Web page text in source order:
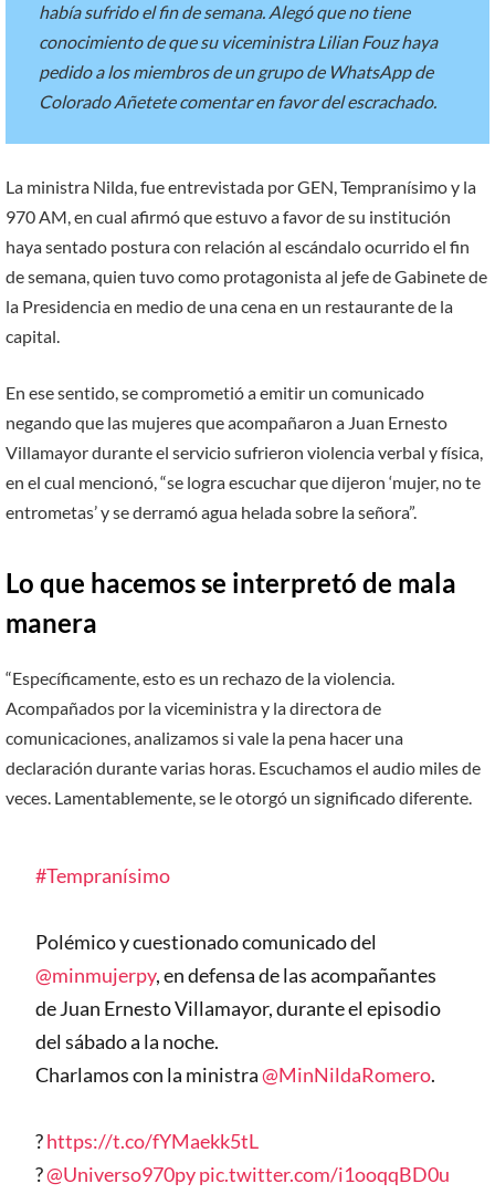
había sufrido el fin de semana. Alegó que no tiene
conocimiento de que su viceministra Lilian Fouz haya
pedido a los miembros de un grupo de WhatsApp de
Colorado Añetete comentar en favor del escrachado.
La ministra Nilda, fue entrevistada por GEN, Tempranísimo y la
970 AM, en cual afirmó que estuvo a favor de su institución
haya sentado postura con relación al escándalo ocurrido el fin
de semana, quien tuvo como protagonista al jefe de Gabinete de
la Presidencia en medio de una cena en un restaurante de la
capital.
En ese sentido, se comprometió a emitir un comunicado
negando que las mujeres que acompañaron a Juan Ernesto
Villamayor durante el servicio sufrieron violencia verbal y física,
en el cual mencionó, “se logra escuchar que dijeron ‘mujer, no te
entrometas’ y se derramó agua helada sobre la señora”.
Lo que hacemos se interpretó de mala
manera
“Específicamente, esto es un rechazo de la violencia.
Acompañados por la viceministra y la directora de
comunicaciones, analizamos si vale la pena hacer una
declaración durante varias horas. Escuchamos el audio miles de
veces. Lamentablemente, se le otorgó un significado diferente.
#Tempranísimo
Polémico y cuestionado comunicado del
@minmujerpy, en defensa de las acompañantes
de Juan Ernesto Villamayor, durante el episodio
del sábado a la noche.
Charlamos con la ministra@MinNildaRomero.
?https://t.co/fYMaekk5tL
?@Universo970pypic.twitter.com/i1ooqqBD0u